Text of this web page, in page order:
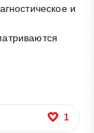
и
1